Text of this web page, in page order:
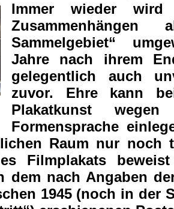
Immer wieder
Zusammenhängen
Sammelgebiet“
Jahre nach ihrem
gelegentlich auch
zuvor. Ehre kann
Plakatkunst
Formensprache
Raum nur noch
Filmplakats
dem nach Angaben
1945 (noch in der